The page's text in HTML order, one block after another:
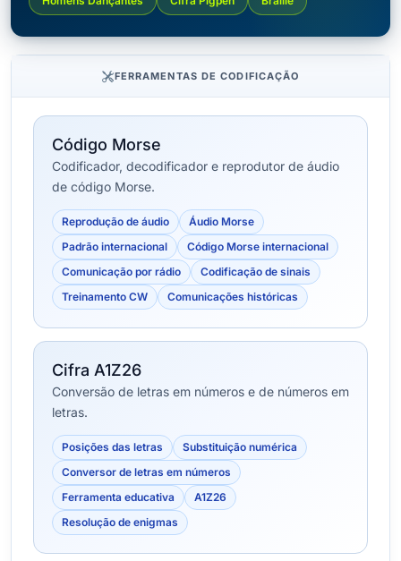
FERRAMENTAS DE CODIFICAÇÃO
Código Morse
Codificador, decodificador e reprodutor de áudio
de código Morse.
Reprodução de áudio
Áudio Morse
Padrão internacional
Código Morse internacional
Comunicação por rádio
Codificação de sinais
Treinamento CW
Comunicações históricas
Cifra A1Z26
Conversão de letras em números e de números em
letras.
Posições das letras
Substituição numérica
Conversor de letras em números
Ferramenta educativa
A1Z26
Resolução de enigmas